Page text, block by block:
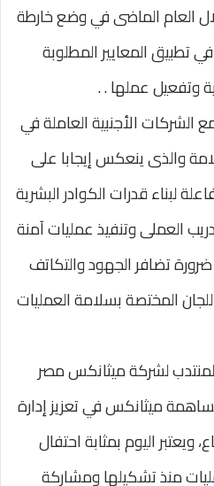
العام الماضى في وضع خارطة
تطبيق المعايير المطلوبة
وتفعيل عملها . .
الشركات الأجنبية العاملة في
والذى ينعكس إيجابا على
لبناء قدرات الكوادر البشرية
العملى وتنفيذ عمليات آمنة
تضافر الجهود والتكاتف
المختصة بسلامة العمليات
لشركة ميثانكس مصر
ميثانكس في تعزيز إدارة
اليوم بمثابة احتفال
منذ تشكيلها ومشاركة